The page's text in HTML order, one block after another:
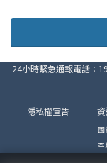
24小時緊急通報電話：
隱私權宣告
國
本